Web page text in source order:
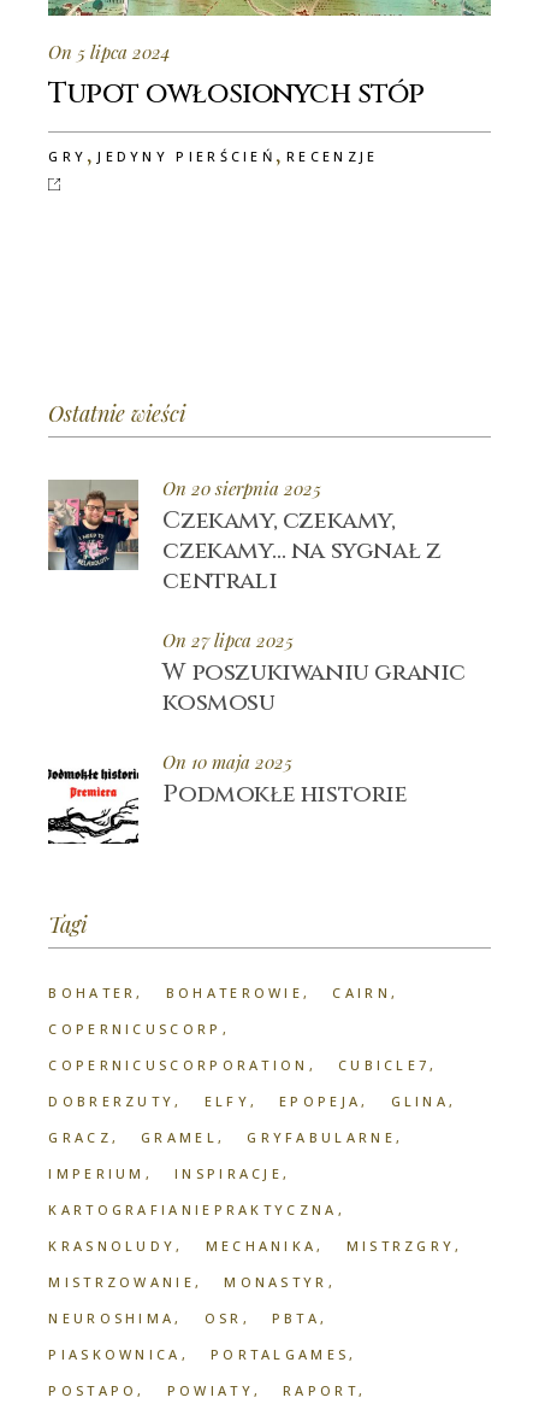
On 5 lipca 2024
Tupot owłosionych stóp
GRY ,JEDYNY PIERŚCIEŃ ,RECENZJE
Ostatnie wieści
On 20 sierpnia 2025
Czekamy, czekamy,
czekamy… na sygnał z
centrali
On 27 lipca 2025
W poszukiwaniu granic
kosmosu
On 10 maja 2025
Podmokłe historie
Tagi
BOHATER BOHATEROWIE
CAIRN
COPERNICUSCORP
COPERNICUSCORPORATION
CUBICLE7
DOBRERZUTY
ELFY EPOPEJA
GLINA
GRACZ
GRAMEL
GRYFABULARNE
IMPERIUM
INSPIRACJE
KARTOGRAFIANIEPRAKTYCZNA
KRASNOLUDY
MECHANIKA
MISTRZGRY
MISTRZOWANIE
MONASTYR
NEUROSHIMA
OSR
PBTA
PIASKOWNICA
PORTALGAMES
POSTAPO
POWIATY
RAPORT